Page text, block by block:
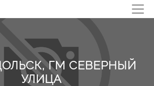
ГМ СЕВЕРНЫЙ
УЛИЦА